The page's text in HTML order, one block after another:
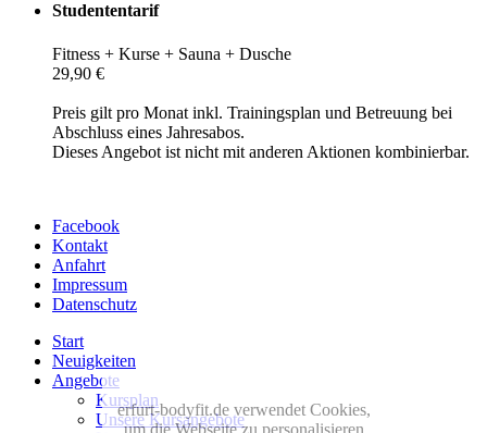
Studententarif
Fitness + Kurse + Sauna + Dusche
29,90 €
Preis gilt pro Monat inkl. Trainingsplan und Betreuung bei
Abschluss eines Jahresabos.
Dieses Angebot ist nicht mit anderen Aktionen kombinierbar.
Facebook
Kontakt
Anfahrt
Impressum
Datenschutz
Start
Neuigkeiten
Angebote
Kursplan
Unsere Kursangebote
erfurt-bodyfit.de verwendet Cookies,
um die Webseite zu personalisieren